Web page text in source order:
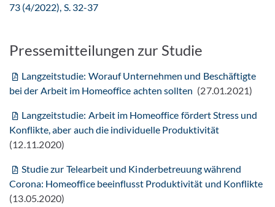
73 (4/2022), S. 32-37
Pressemitteilungen zur Studie
Langzeitstudie: Worauf Unternehmen und Beschäftigte
bei der Arbeit im Homeoffice achten sollten (27.01.2021)
Langzeitstudie: Arbeit im Homeoffice fördert Stress und
Konflikte, aber auch die individuelle Produktivität
(12.11.2020)
Studie zur Telearbeit und Kinderbetreuung während
Corona: Homeoffice beeinflusst Produktivität und Konflikte
(13.05.2020)